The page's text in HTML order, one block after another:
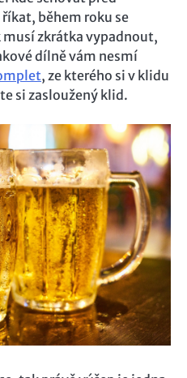
během roku se
musí zkrátka vypadnout,
dílně vám nesmí
, ze kterého si v klidu
si zasloužený klid.